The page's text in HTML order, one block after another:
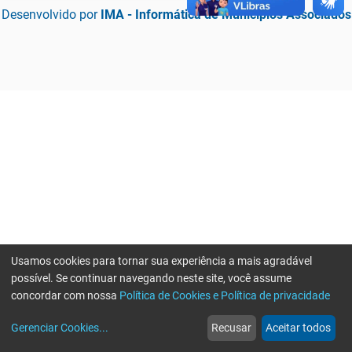
Desenvolvido por IMA - Informática de Municípios Associados
web
Notícias
more_horiz
Mais
Usamos cookies para tornar sua experiência a mais agradável
possível. Se continuar navegando neste site, você assume
concordar com nossa Política de Cookies e Política de privacidade
Gerenciar Cookies... Recusar Aceitar todos
Erro ao enviar informações, por favor tente novamente